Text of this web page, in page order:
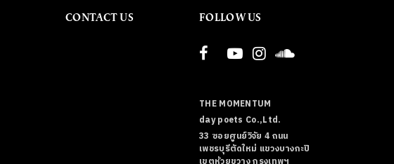
CONTACT US FOLLOW US
THE MOMENTUM
day poets Co.,Ltd.
33 ซอยศูนย์วิจัย 4 ถนน
เพชรบุรีตัดใหม่ แขวงบางกะปิ